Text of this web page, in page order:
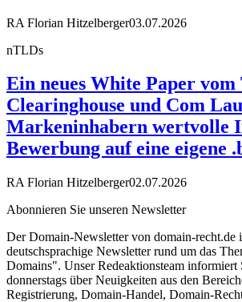
RA Florian Hitzelberger03.07.2026
nTLDs
Ein neues White Paper
Clearinghouse und Com
Markeninhabern wertvolle
Bewerbung auf eine eigene
RA Florian Hitzelberger02.07.2026
Abonnieren Sie unseren Newsletter
Der Domain-Newsletter von domain-recht.de
deutschsprachige Newsletter rund um das
Domains". Unser Redeaktionsteam informiert
donnerstags über Neuigkeiten aus den
Registrierung, Domain-Handel, Domain-